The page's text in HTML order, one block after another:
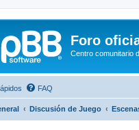
Foro
Centro comunitario
FAQ
Discusión de Juego